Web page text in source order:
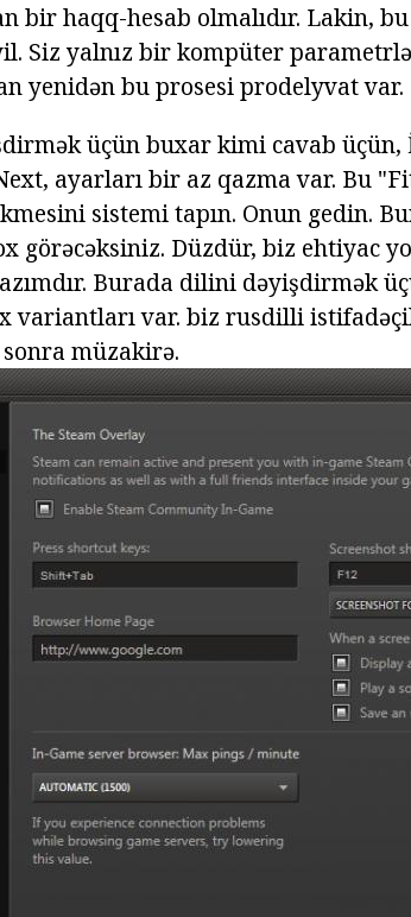
bir haqq-hesab olmalıdır. Lakin,
Siz yalnız bir kompüter
yenidən bu prosesi prodelyvat var.
üçün buxar kimi cavab üçün,
ayarları bir az qazma var. Bu
sistemi tapın. Onun gedin.
görəcəksiniz. Düzdür, biz ehtiyac
Burada dilini dəyişdirmək
variantları var. biz rusdilli
müzakirə.